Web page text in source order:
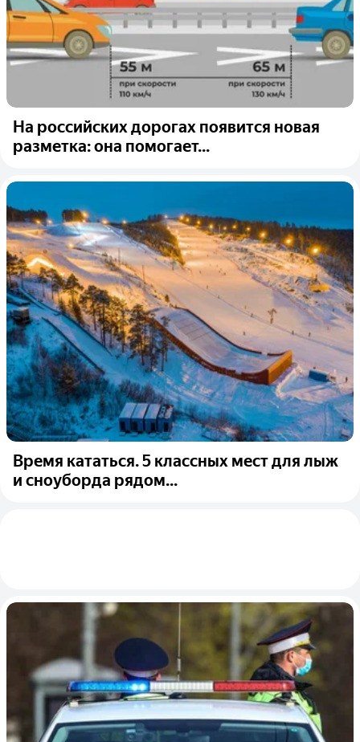
На российских дорогах появится новая
разметка: она помогает...
Время кататься. 5 классных мест для лыж
и сноуборда рядом...